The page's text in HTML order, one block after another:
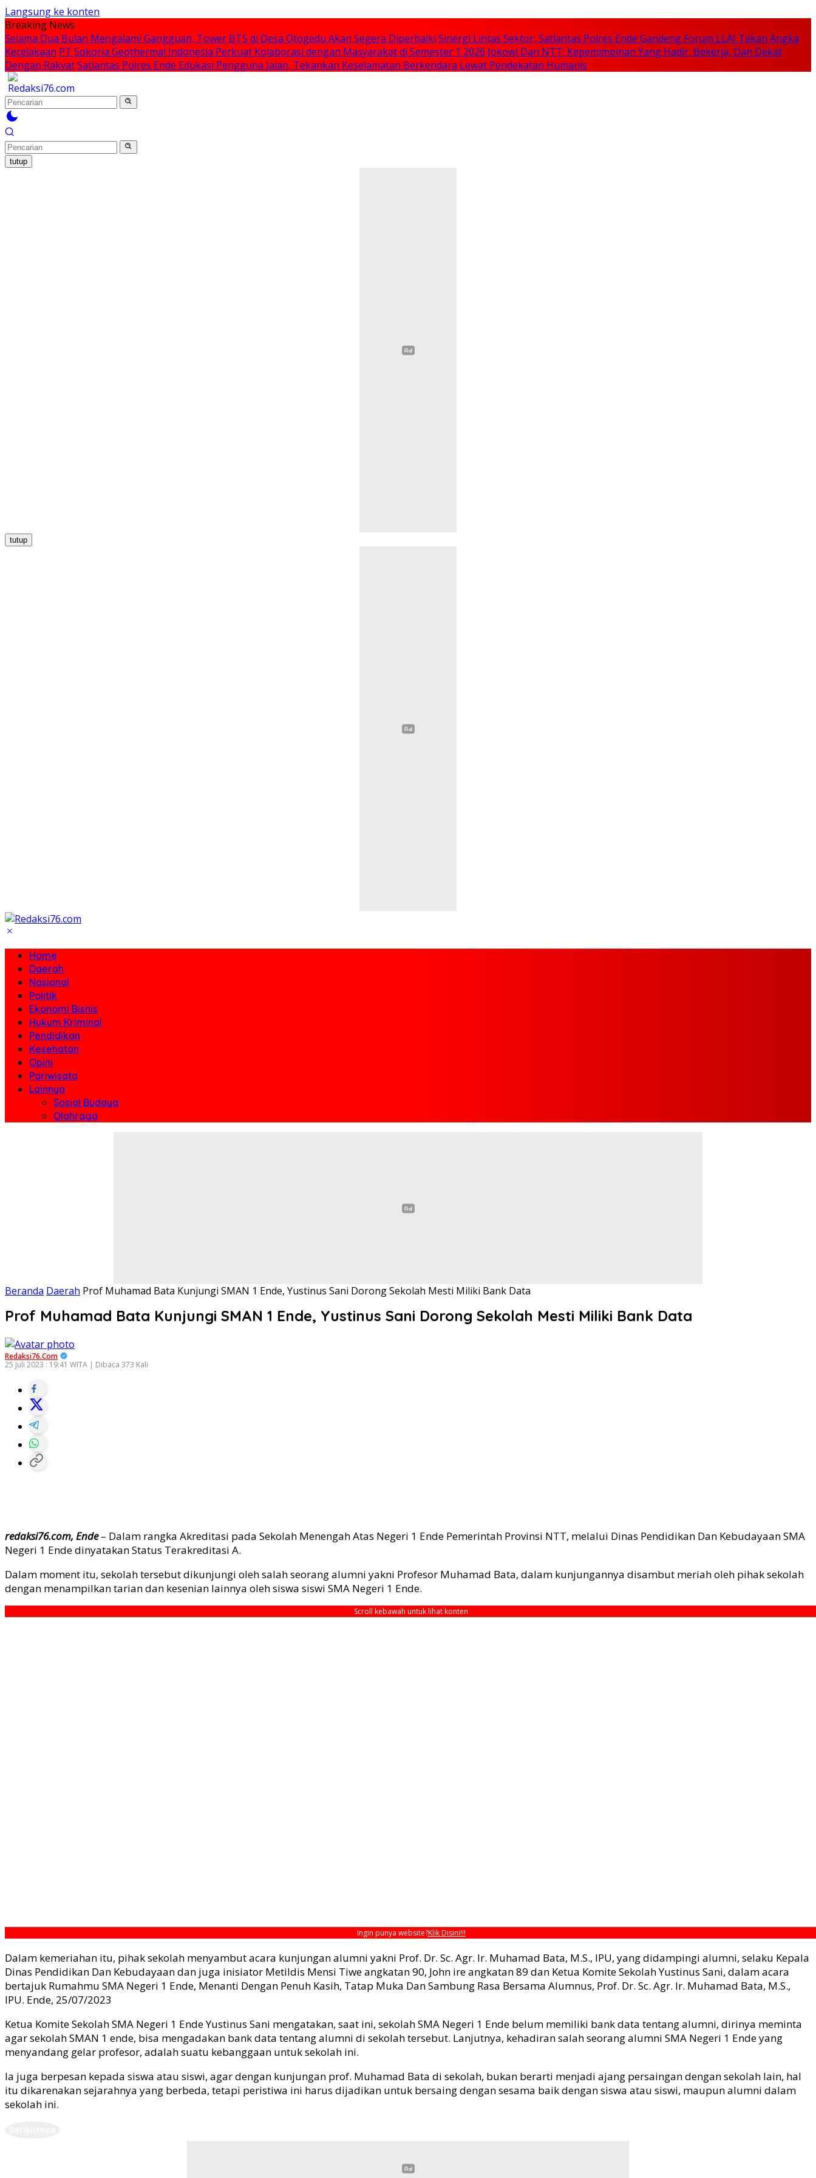
Langsung ke konten
Breaking News
Selama Dua Bulan Mengalami Gangguan, Tower BTS di Desa Otogedu Akan Segera Diperbaiki Sinergi Lintas Sektor, Satlantas Polres Ende Gandeng Forum LLAJ Tekan Angka
Kecelakaan PT Sokoria Geothermal Indonesia Perkuat Kolaborasi dengan Masyarakat di Semester 1 2026 Jokowi Dan NTT: Kepemimpinan Yang Hadir, Bekerja, Dan Dekat
Dengan RakyatSatlantas Polres Ende Edukasi Pengguna Jalan, Tekankan Keselamatan Berkendara Lewat Pendekatan Humanis
tutup
tutup
Home
Daerah
Nasional
Politik
Ekonomi Bisnis
Hukum Kriminal
Pendidikan
Kesehatan
Opini
Pariwisata
Lainnya
Sosial Budaya
Olahraga
Beranda Daerah Prof Muhamad Bata Kunjungi SMAN 1 Ende, Yustinus Sani Dorong Sekolah Mesti Miliki Bank Data
Prof Muhamad Bata Kunjungi SMAN 1 Ende, Yustinus Sani Dorong Sekolah Mesti Miliki Bank Data
Redaksi76.com
25 Juli 2023 : 19:41 WITA | Dibaca 373 Kali
redaksi76.com, Ende– Dalam rangka Akreditasi pada Sekolah Menengah Atas Negeri 1 Ende Pemerintah Provinsi NTT, melalui Dinas Pendidikan Dan Kebudayaan SMA
Negeri 1 Ende dinyatakan Status Terakreditasi A.
Dalam moment itu, sekolah tersebut dikunjungi oleh salah seorang alumni yakni Profesor Muhamad Bata, dalam kunjungannya disambut meriah oleh pihak sekolah
dengan menampilkan tarian dan kesenian lainnya oleh siswa siswi SMA Negeri 1 Ende.
Scroll kebawah untuk lihat konten
Ingin punya website?Klik Disini!!!
Dalam kemeriahan itu, pihak sekolah menyambut acara kunjungan alumni yakni Prof. Dr. Sc. Agr. Ir. Muhamad Bata, M.S., IPU, yang didampingi alumni, selaku Kepala
Dinas Pendidikan Dan Kebudayaan dan juga inisiator Metildis Mensi Tiwe angkatan 90, John ire angkatan 89 dan Ketua Komite Sekolah Yustinus Sani, dalam acara
bertajuk Rumahmu SMA Negeri 1 Ende, Menanti Dengan Penuh Kasih, Tatap Muka Dan Sambung Rasa Bersama Alumnus, Prof. Dr. Sc. Agr. Ir. Muhamad Bata, M.S.,
IPU. Ende, 25/07/2023
Ketua Komite Sekolah SMA Negeri 1 Ende Yustinus Sani mengatakan, saat ini, sekolah SMA Negeri 1 Ende belum memiliki bank data tentang alumni, dirinya meminta
agar sekolah SMAN 1 ende, bisa mengadakan bank data tentang alumni di sekolah tersebut. Lanjutnya, kehadiran salah seorang alumni SMA Negeri 1 Ende yang
menyandang gelar profesor, adalah suatu kebanggaan untuk sekolah ini.
Ia juga berpesan kepada siswa atau siswi, agar dengan kunjungan prof. Muhamad Bata di sekolah, bukan berarti menjadi ajang persaingan dengan sekolah lain, hal
itu dikarenakan sejarahnya yang berbeda, tetapi peristiwa ini harus dijadikan untuk bersaing dengan sesama baik dengan siswa atau siswi, maupun alumni dalam
sekolah ini.